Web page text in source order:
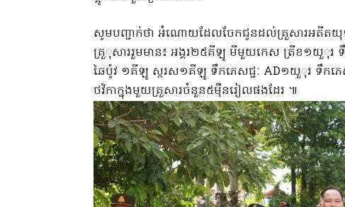
សូមបញ្ជាក់ថា អំណោយដែលចែកជូនដល់គ្រួសារអតីតយុទ្
គ្រួុសាររួមមាន៖ អង្គរ២៥គីឡូ មីមួយកេស ត្រីខ១
ឆៃប៉ូវ ១គីឡូ ស្ករស១គីឡូ ទឹកភេសជ្ជៈ AD១យួុរ ទឹកភ
ថវិកាក្នុងមួយគ្រួសារចំនួន៥ម៉ឺនរៀលផងដែរ ៕